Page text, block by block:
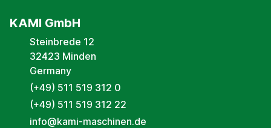
KAMI GmbH
Steinbrede 12
32423 Minden
Germany
(+49) 511 519 312 0
(+49) 511 519 312 22
info@kami-maschinen.de